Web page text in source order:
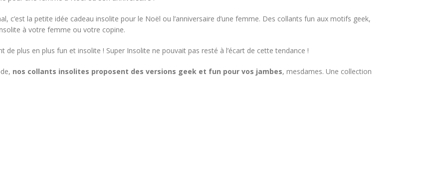
c’est la petite idée cadeau insolite pour le Noël ou l’anniversaire d’une femme. Des collants fun aux motifs geek,
à votre femme ou votre copine.
de plus en plus fun et insolite ! Super Insolite ne pouvait pas resté à l’écart de cette tendance !
nos collants insolites proposent des versions geek et fun pour vos jambes, mesdames. Une collection